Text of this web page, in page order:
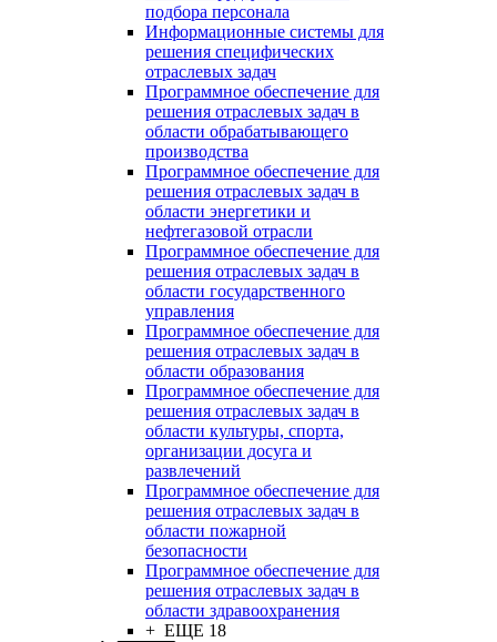
подбора персонала
Информационные системы для
решения специфических
отраслевых задач
Программное обеспечение для
решения отраслевых задач в
области обрабатывающего
производства
Программное обеспечение для
решения отраслевых задач в
области энергетики и
нефтегазовой отрасли
Программное обеспечение для
решения отраслевых задач в
области государственного
управления
Программное обеспечение для
решения отраслевых задач в
области образования
Программное обеспечение для
решения отраслевых задач в
области культуры, спорта,
организации досуга и
развлечений
Программное обеспечение для
решения отраслевых задач в
области пожарной
безопасности
Программное обеспечение для
решения отраслевых задач в
области здравоохранения
+ ЕЩЕ 18